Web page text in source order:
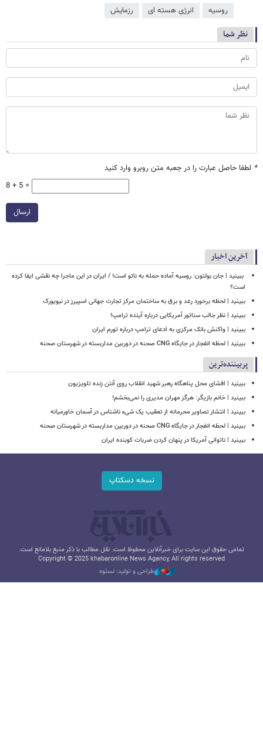
روسیه انرژی هسته ای رزمایش
نظر شما
* لطفا حاصل عبارت را در جعبه متن روبرو وارد کنید
8 + 5 =
ارسال
آخرین اخبار
‏ ببینید | جان بولتون: روسیه آماده حمله به ناتو است! / ایران در این ماجرا چه نقشی ایفا کرده
است؟
ببینید | لحظه برخورد رعد و برق به ساختمان مرکز تجارت جهانی اسپیرز در نیویورک
ببینید | نظر جالب سناتور آمریکایی درباره آینده ترامپ!
ببینید | واکنش بانک مرکزی به ادعای ترامپ درباره تورم ایران
ببینید | لحظه انفجار در جایگاه CNG صحنه در دوربین مداربسته در شهرستان صحنه
پربیننده‌ترین
ببینید | افشای محل پناهگاه‌ رهبر شهید انقلاب روی آنتن زنده تلویزیون
ببینید | خانم بازیگر: هرگز مهران مدیری را نمی‌بخشم!
ببینید | انتشار تصاویر محرمانه از تعقیب یک شیء ناشناس در آسمان خاورمیانه
ببینید | لحظه انفجار در جایگاه CNG صحنه در دوربین مداربسته در شهرستان صحنه
‏ببینید | ناتوانی آمریکا در پنهان کردن ضربات کوبنده ایران
نسخه دسکتاپ
تمامی حقوق این سایت برای خبرآنلاین محفوظ است. نقل مطالب با ذکر منبع بلامانع است.
Copyright © 2025 khabaronline News Agancy, All rights reserved
طراحی و تولید: نستوه